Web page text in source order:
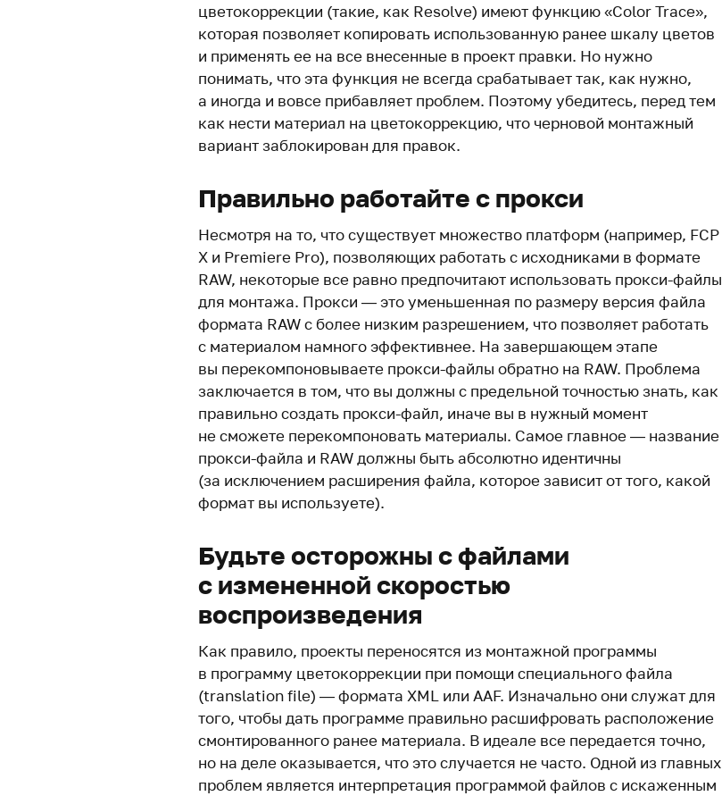
цветокоррекции (такие, как Resolve) имеют функцию «Color Trace»,
которая позволяет копировать использованную ранее шкалу цветов
и применять ее на все внесенные в проект правки. Но нужно
понимать, что эта функция не всегда срабатывает так, как нужно,
а иногда и вовсе прибавляет проблем. Поэтому убедитесь, перед тем
как нести материал на цветокоррекцию, что черновой монтажный
вариант заблокирован для правок.
Правильно работайте с прокси
Несмотря на то, что существует множество платформ (например, FCP
X и Premiere Pro), позволяющих работать с исходниками в формате
RAW, некоторые все равно предпочитают использовать прокси-файлы
для монтажа. Прокси — это уменьшенная по размеру версия файла
формата RAW с более низким разрешением, что позволяет работать
с материалом намного эффективнее. На завершающем этапе
вы перекомпоновываете прокси-файлы обратно на RAW. Проблема
заключается в том, что вы должны с предельной точностью знать, как
правильно создать прокси-файл, иначе вы в нужный момент
не сможете перекомпоновать материалы. Самое главное — название
прокси-файла и RAW должны быть абсолютно идентичны
(за исключением расширения файла, которое зависит от того, какой
формат вы используете).
Будьте осторожны с файлами
с измененной скоростью
воспроизведения
Как правило, проекты переносятся из монтажной программы
в программу цветокоррекции при помощи специального файла
(translation file) — формата XML или AAF. Изначально они служат для
того, чтобы дать программе правильно расшифровать расположение
смонтированного ранее материала. В идеале все передается точно,
но на деле оказывается, что это случается не часто. Одной из главных
проблем является интерпретация программой файлов с искаженным